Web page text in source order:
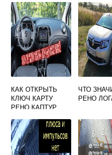
КАК ОТКРЫТЬ
КЛЮЧ КАРТУ
РЕНО КАПТУР
ЧТО
РЕНО